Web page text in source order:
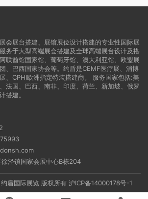
会展台搭建、展馆展位设计搭建的专业性国际展
务于大型高端展会搭建及全球高端展台设计及搭
联酋馆国家馆、葡萄牙馆、澳大利亚馆、欧盟展
、巴西国家协会等。约盾是CEMF医疗展、消博
、CPHI欧洲指定特装搭建商。 服务国家包括:美
、法国、巴西、南非、印度、荷兰、新加坡、俄罗
搭建。
泾镇国家会展中心B栋204
盾国际展览 版权所有 沪ICP备14000178号-1